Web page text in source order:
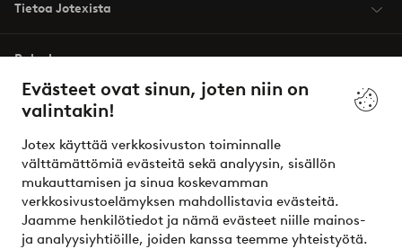
Evästeet ovat sinun, joten niin on
valintakin!
Jotex käyttää verkkosivuston toiminnalle
välttämättömiä evästeitä sekä analyysin, sisällön
mukauttamisen ja sinua koskevamman
verkkosivustoelämyksen mahdollistavia evästeitä.
Jaamme henkilötiedot ja nämä evästeet niille mainos-
ja analyysiyhtiöille, joiden kanssa teemme yhteistyötä.
Tietoa Jotexista
Palvelumme
Ehdot
Ystävät
Turvalliset maksut – maksa nyt tai erissä